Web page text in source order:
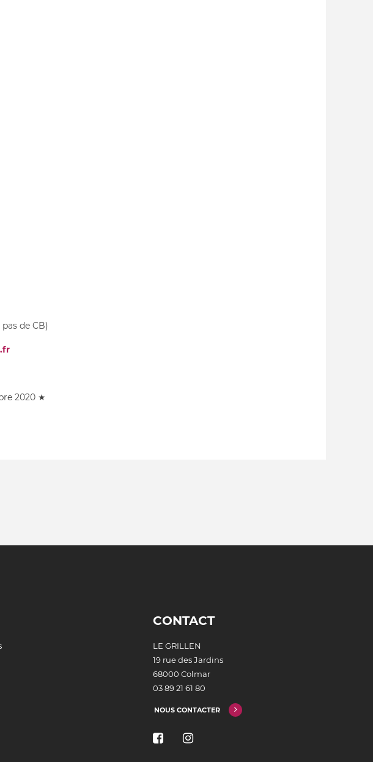
de CB)
2020 ★
CONTACT
LE GRILLEN
19 rue des Jardins
68000 Colmar
03 89 21 61 80
NOUS CONTACTER